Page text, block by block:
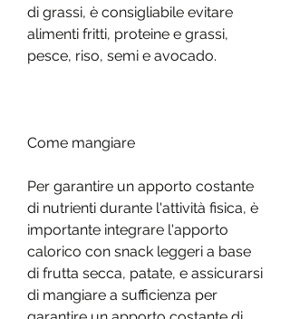
di grassi, è consigliabile evitare
alimenti fritti, proteine e grassi,
pesce, riso, semi e avocado.
Come mangiare
Per garantire un apporto costante
di nutrienti durante l'attività fisica, è
importante integrare l'apporto
calorico con snack leggeri a base
di frutta secca, patate, e assicurarsi
di mangiare a sufficienza per